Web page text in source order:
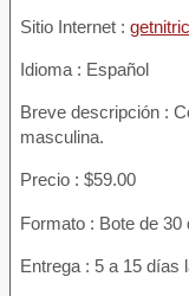
Sitio Internet :
Idioma : Español
Breve descripción :
masculina.
Precio : $59.00
Formato : Bote de 30
Entrega : 5 a 15 días